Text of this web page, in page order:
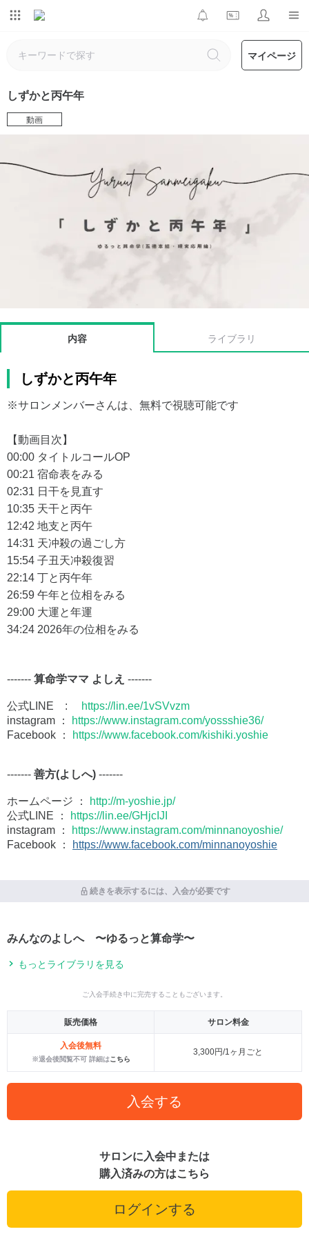
マイページ
しずかと丙午年
動画
内容 ライブラリ
しずかと丙午年
※サロンメンバーさんは、無料で視聴可能です
【動画目次】
00:00 タイトルコールOP
00:21 宿命表をみる
02:31 日干を見直す
10:35 天干と丙午
12:42 地支と丙午
14:31 天冲殺の過ごし方
15:54 子丑天冲殺復習
22:14 丁と丙午年
26:59 午年と位相をみる
29:00 大運と年運
34:24 2026年の位相をみる
------- 算命学ママ よしえ -------
公式LINE :
https://lin.ee/1vSVvzm
instagram ：
https://www.instagram.com/yossshie36/
Facebook ：
https://www.facebook.com/kishiki.yoshie
------- 善方(よしへ) -------
ホームページ ：
http://m-yoshie.jp/
公式LINE ：
https://lin.ee/GHjcIJI
instagram ：
https://www.instagram.com/minnanoyoshie/
Facebook ：
https://www.facebook.com/minnanoyoshie
続きを表示するには、入会が必要です
みんなのよしへ 〜ゆるっと算命学〜
もっとライブラリを見る
ご入会手続き中に完売することもございます。
販売価格 サロン料金
入会後無料
※退会後閲覧不可 詳細はこちら
3,300円/1ヶ月ごと
入会する
サロンに入会中または
購入済みの方はこちら
ログインする